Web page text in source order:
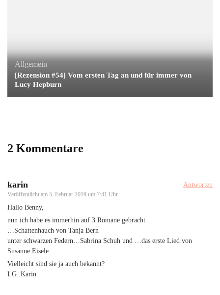
Allgemein
[Rezension #54] Vom ersten Tag an und für immer von
Lucy Hepburn
2 Kommentare
karin
Veröffentlicht am 5. Februar 2019 um 7:41 Uhr
Antworten
Hallo Benny,
nun ich habe es immerhin auf 3 Romane gebracht
…Schattenhauch von Tanja Bern
unter schwarzen Federn…Sabrina Schuh und …das erste Lied von
Susanne Eisele.
Vielleicht sind sie ja auch bekannt?
LG..Karin..